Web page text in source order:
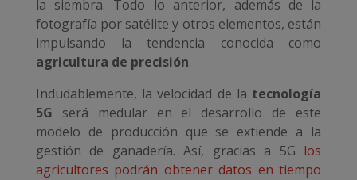
la siembra. Todo lo anterior, además de la
fotografía por satélite y otros elementos, están
impulsando la tendencia conocida como
agricultura de precisión.
Indudablemente, la velocidad de la tecnología
5G será medular en el desarrollo de este
modelo de producción que se extiende a la
gestión de ganadería. Así, gracias a 5G los
agricultores podrán obtener datos en tiempo